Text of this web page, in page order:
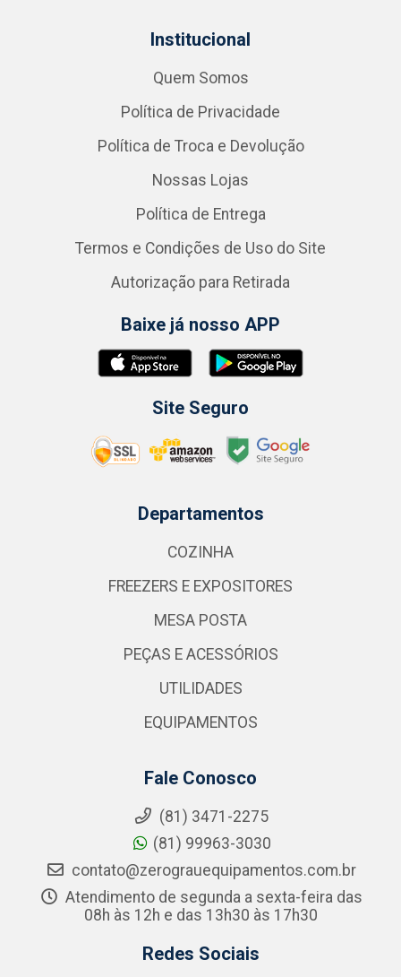
Institucional
Quem Somos
Política de Privacidade
Política de Troca e Devolução
Nossas Lojas
Política de Entrega
Termos e Condições de Uso do Site
Autorização para Retirada
Baixe já nosso APP
Site Seguro
Departamentos
COZINHA
FREEZERS E EXPOSITORES
MESA POSTA
PEÇAS E ACESSÓRIOS
UTILIDADES
EQUIPAMENTOS
Fale Conosco
(81) 3471-2275
(81) 99963-3030
contato@zerograuequipamentos.com.br
Atendimento de segunda a sexta-feira das
08h às 12h e das 13h30 às 17h30
Redes Sociais